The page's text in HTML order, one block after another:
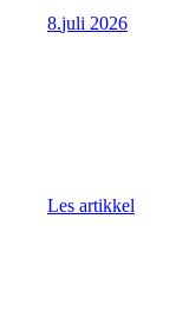
8.juli 2026
Les artikkel